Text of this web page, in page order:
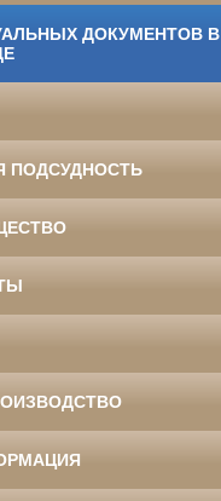
ДОКУМЕНТОВ В
ПОДСУДНОСТЬ